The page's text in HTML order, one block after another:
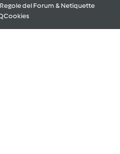
del Forum & Netiquette
Cookies